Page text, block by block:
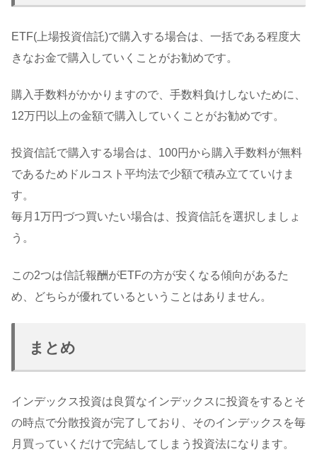
ETF(上場投資信託)で購入する場合は、一括である程度大
きなお金で購入していくことがお勧めです。
購入手数料がかかりますので、手数料負けしないために、
12万円以上の金額で購入していくことがお勧めです。
投資信託で購入する場合は、100円から購入手数料が無料
であるためドルコスト平均法で少額で積み立てていけま
す。
毎月1万円づつ買いたい場合は、投資信託を選択しましょ
う。
この2つは信託報酬がETFの方が安くなる傾向があるた
め、どちらが優れているということはありません。
まとめ
インデックス投資は良質なインデックスに投資をするとそ
の時点で分散投資が完了しており、そのインデックスを毎
月買っていくだけで完結してしまう投資法になります。